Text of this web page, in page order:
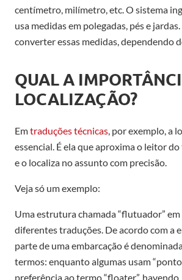
centímetro, milímetro, etc. O sistema
usa medidas em polegadas, pés e jardas.
converter essas medidas, dependendo
QUAL A
LOCALIZAÇÃO?
Emtraduções técnicas, por exemplo, a
essencial. É ela que aproxima o leitor
e o localiza no assunto com precisão.
Veja só um exemplo:
Uma estrutura chamada “flutuador”
diferentes traduções. De acordo com a
parte de uma embarcação é
termos: enquanto algumas usam
preferência ao termo “floater”,